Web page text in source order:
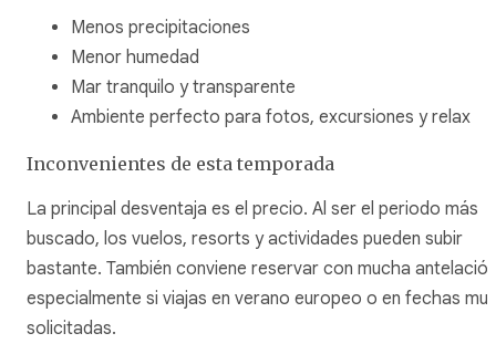
Menos precipitaciones
Menor humedad
Mar tranquilo y transparente
Ambiente perfecto para fotos, excursiones y relax
Inconvenientes de esta temporada
La principal desventaja es el precio. Al ser el periodo más
buscado, los vuelos, resorts y actividades pueden subir
bastante. También conviene reservar con mucha
especialmente si viajas en verano europeo o en fechas muy
solicitadas.